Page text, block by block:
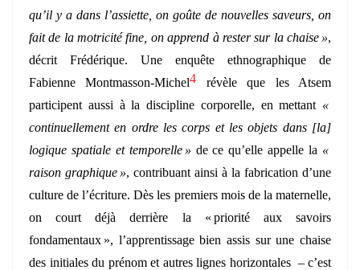
qu’il y a dans l’assiette, on goûte de nouvelles saveurs, on
fait de la motricité fine, on apprend à rester sur la chaise »,
décrit Frédérique. Une enquête ethnographique de
Fabienne Montmasson-Michel4 révèle que les Atsem
participent aussi à la discipline corporelle, en mettant «
continuellement en ordre les corps et les objets dans [la]
logique spatiale et temporelle » de ce qu’elle appelle la «
raison graphique », contribuant ainsi à la fabrication d’une
culture de l’écriture. Dès les premiers mois de la maternelle,
on court déjà derrière la « priorité aux savoirs
fondamentaux », l’apprentissage bien assis sur une chaise
des initiales du prénom et autres lignes horizontales – c’est